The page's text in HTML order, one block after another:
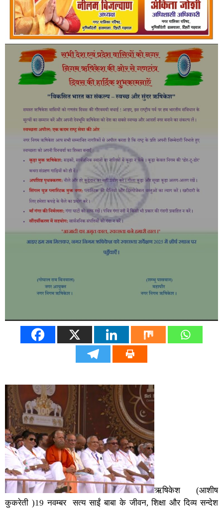
ऋषिकेश (आशीष
कुकरेती )19 नवम्बर सत्य साईं बाबा के जीवन, शिक्षा और दिव्य सन्देश